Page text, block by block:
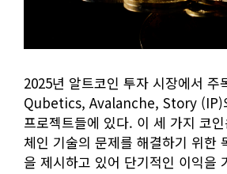
2025년 알트코인 투자 시장에서 주
Qubetics, Avalanche, Story (IP)
프로젝트들에 있다. 이 세 가지 코
체인 기술의 문제를 해결하기 위한
을 제시하고 있어 단기적인 이익을